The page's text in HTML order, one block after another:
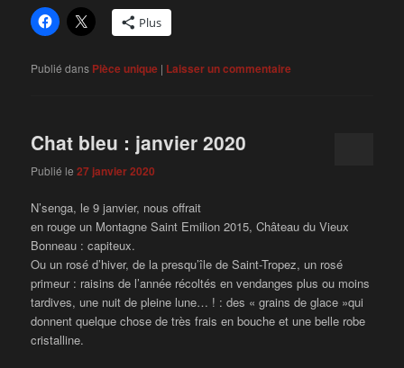
Plus
Publié dans Pièce unique | Laisser un commentaire
Chat bleu : janvier 2020
Publié le27 janvier 2020
N’senga, le 9 janvier, nous offrait
en rouge un Montagne Saint Emilion 2015, Château du Vieux
Bonneau : capiteux.
Ou un rosé d’hiver, de la presqu’île de Saint-Tropez, un rosé
primeur : raisins de l’année récoltés en vendanges plus ou moins
tardives, une nuit de pleine lune… ! : des « grains de glace »qui
donnent quelque chose de très frais en bouche et une belle robe
cristalline.